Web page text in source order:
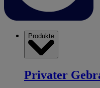
Produkte
Privater